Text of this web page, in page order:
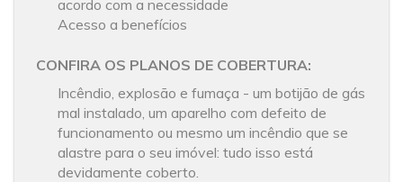
acordo com a necessidade
Acesso a benefícios
CONFIRA OS PLANOS DE COBERTURA:
Incêndio, explosão e fumaça - um botijão de gás
mal instalado, um aparelho com defeito de
funcionamento ou mesmo um incêndio que se
alastre para o seu imóvel: tudo isso está
devidamente coberto.